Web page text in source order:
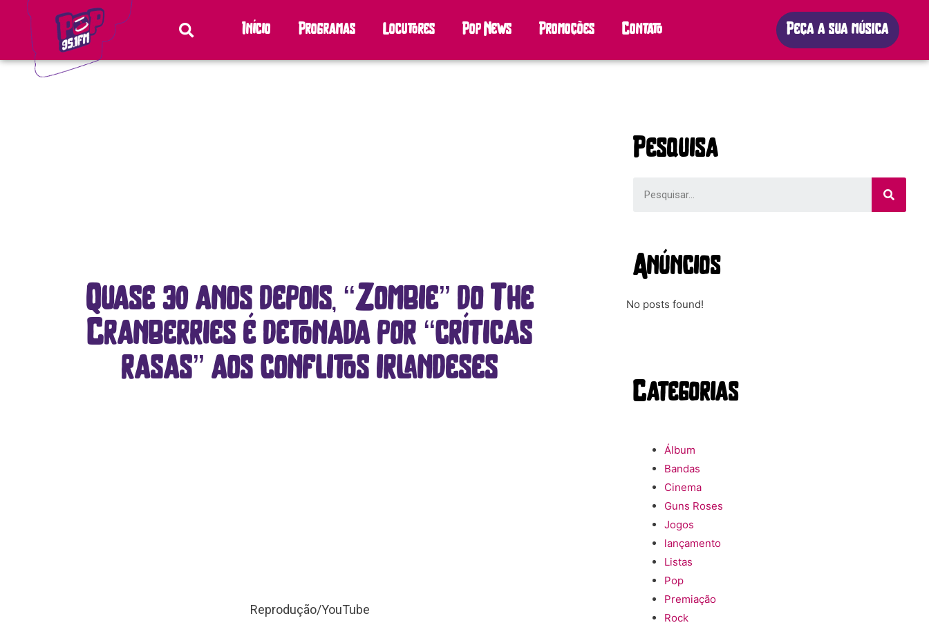
Início Programas Locutores Pop News Promoções Contato Peça a sua música
Quase 30 anos depois, “Zombie” do The
Cranberries é detonada por “críticas
rasas” aos conflitos irlandeses
Reprodução/YouTube
Pesquisa
Anúncios
No posts found!
Categorias
Álbum
Bandas
Cinema
Guns Roses
Jogos
lançamento
Listas
Pop
Premiação
Rock